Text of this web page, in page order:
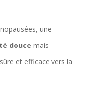
une
douce mais
et efficace vers la